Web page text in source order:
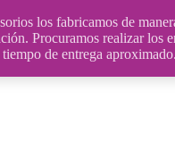
los fabricamos de
Procuramos realizar
tiempo de entrega